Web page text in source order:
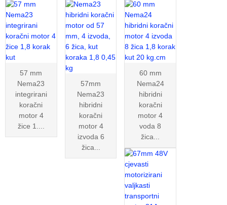
57 mm
Nema23
integrirani
koračni
motor 4
žice 1....
57mm
Nema23
hibridni
koračni
motor 4
izvoda 6
žica...
60 mm
Nema24
hibridni
koračni
motor 4
voda 8
žica...